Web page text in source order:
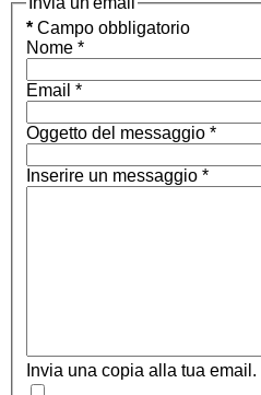
* Campo obbligatorio
Nome *
Email *
Oggetto del messaggio *
Inserire un messaggio *
Invia una copia alla tua email.